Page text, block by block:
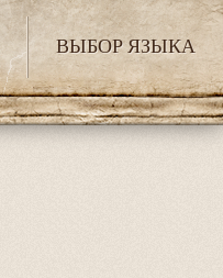
ВЫБОР ЯЗЫКА